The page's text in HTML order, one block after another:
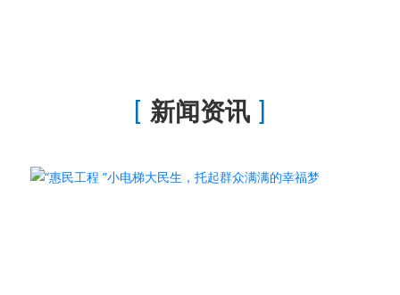
新闻资讯